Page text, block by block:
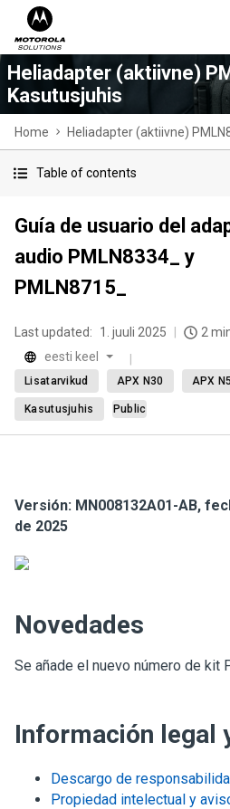
Heliadapter (aktiivne)
Kasutusjuhis
Home Heliadapter (aktiivne)
Table of contents
Guía de usuario del
audio PMLN8334_ y
PMLN8715_
Last updated: 1. juuli 2025
2
eesti keel
Lisatarvikud APX N30 APX
Kasutusjuhis Public
Versión: MN008132A01-AB,
de 2025
Novedades
Se añade el nuevo número de kit
Información legal
Descargo de
Propiedad intelectual y